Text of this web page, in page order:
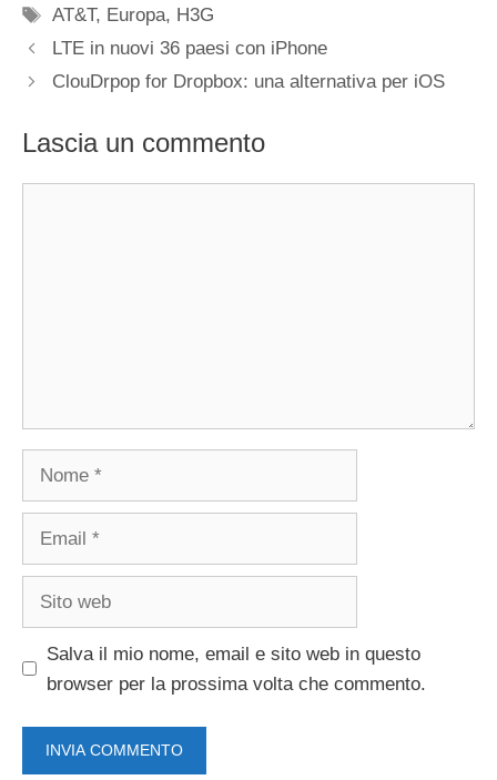
Tag
AT&T, Europa, H3G
LTE in nuovi 36 paesi con iPhone
ClouDrpop for Dropbox: una alternativa per iOS
Lascia un commento
Nome
Email
Sito
Salva il mio nome, email e sito web in questo
browser per la prossima volta che commento.